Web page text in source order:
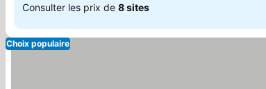
Consulter les prix de 8 sites
Choix populaire